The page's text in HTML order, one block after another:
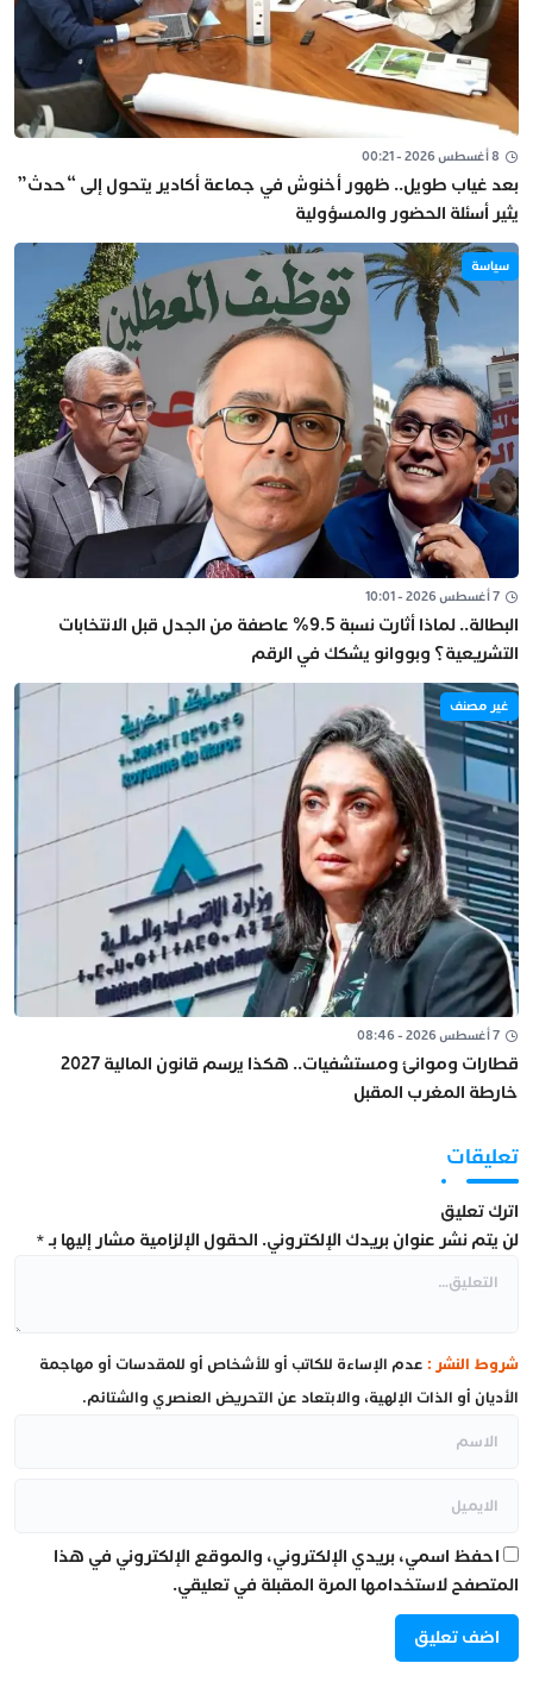
8 أغسطس 2026 - 00:21
بعد غياب طويل.. ظهور أخنوش في جماعة أكادير يتحول إلى “حدث”
يثير أسئلة الحضور والمسؤولية
سياسة
7 أغسطس 2026 - 10:01
البطالة.. لماذا أثارت نسبة 9.5% عاصفة من الجدل قبل الانتخابات
التشريعية؟ وبووانو يشكك في الرقم
غير مصنف
7 أغسطس 2026 - 08:46
قطارات وموانئ ومستشفيات.. هكذا يرسم قانون المالية 2027
خارطة المغرب المقبل
تعليقات
اترك تعليق
لن يتم نشر عنوان بريدك الإلكتروني. الحقول الإلزامية مشار إليها بـ*
شروط النشر : عدم الإساءة للكاتب أو للأشخاص أو للمقدسات أو مهاجمة
الأديان أو الذات الإلهية، والابتعاد عن التحريض العنصري والشتائم.
احفظ اسمي، بريدي الإلكتروني، والموقع الإلكتروني في هذا
المتصفح لاستخدامها المرة المقبلة في تعليقي.